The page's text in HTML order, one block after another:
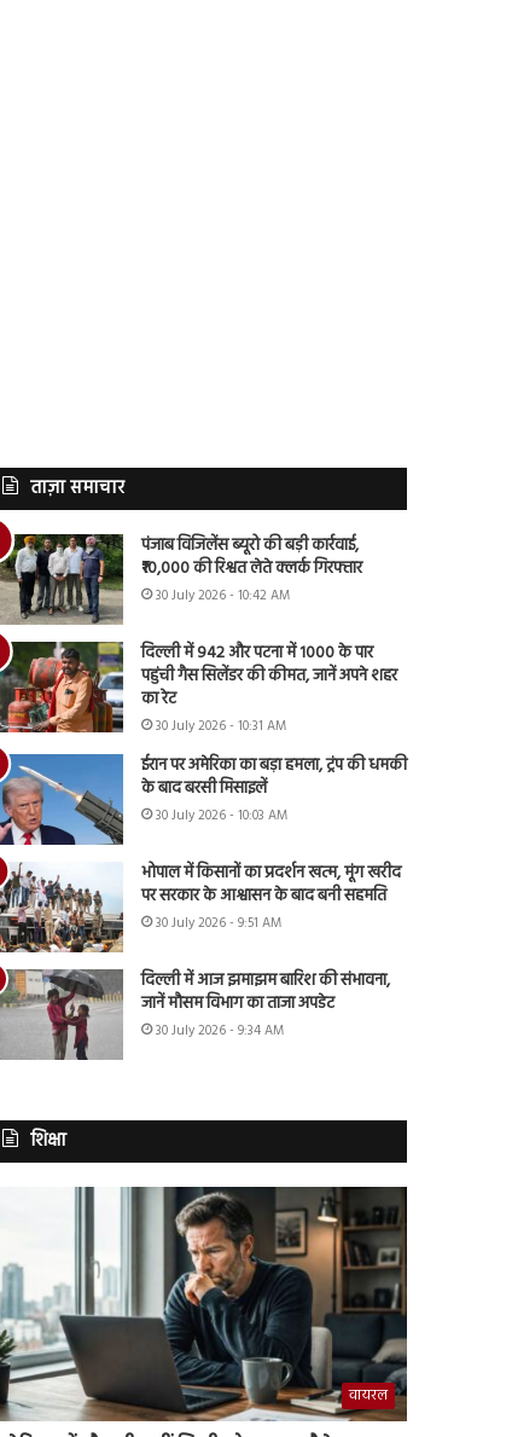
ताज़ा समाचार
पंजाब विजिलेंस ब्यूरो की बड़ी कार्रवाई,
₹10,000 की रिश्वत लेते क्लर्क गिरफ्तार
30 July 2026 - 10:42 AM
दिल्ली में 942 और पटना में 1000 के पार
पहुंची गैस सिलेंडर की कीमत, जानें अपने शहर
का रेट
30 July 2026 - 10:31 AM
ईरान पर अमेरिका का बड़ा हमला, ट्रंप की धमकी
के बाद बरसी मिसाइलें
30 July 2026 - 10:03 AM
भोपाल में किसानों का प्रदर्शन खत्म, मूंग खरीद
पर सरकार के आश्वासन के बाद बनी सहमति
30 July 2026 - 9:51 AM
दिल्ली में आज झमाझम बारिश की संभावना,
जानें मौसम विभाग का ताजा अपडेट
30 July 2026 - 9:34 AM
शिक्षा
वायरल